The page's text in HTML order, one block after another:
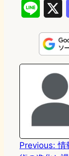
n
e
Previous: 情